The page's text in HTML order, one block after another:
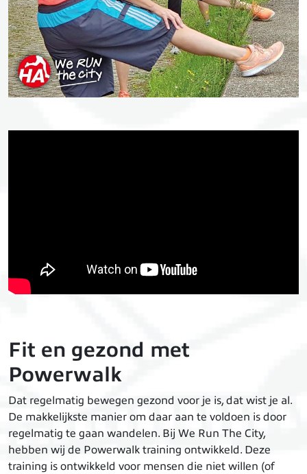
Fit en gezond met
Powerwalk
Dat regelmatig bewegen gezond voor je is, dat wist je al.
De makkelijkste manier om daar aan te voldoen is door
regelmatig te gaan wandelen. Bij We Run The City,
hebben wij de Powerwalk training ontwikkeld. Deze
training is ontwikkeld voor mensen die niet willen (of